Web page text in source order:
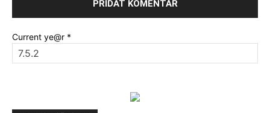
Current ye@r *